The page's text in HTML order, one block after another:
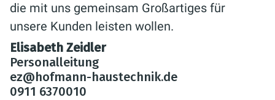
die mit uns gemeinsam Großartiges für
unsere Kunden leisten wollen.
Elisabeth Zeidler
Personalleitung
ez@hofmann-haustechnik.de
0911 6370010